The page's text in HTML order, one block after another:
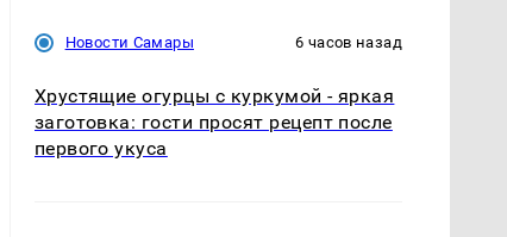
Новости Самары 6 часов назад
Хрустящие огурцы с куркумой - яркая
заготовка: гости просят рецепт после
первого укуса